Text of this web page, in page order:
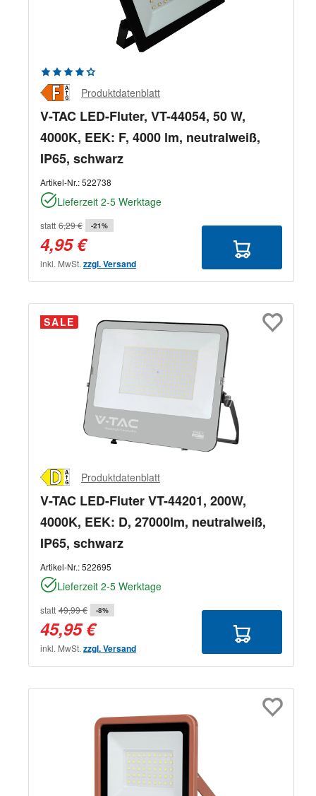
Durchschnittliche Bewertung von 4.33 von 5 Sternen
Produktdatenblatt
V-TAC LED-Fluter, VT-44054, 50 W,
4000K, EEK: F, 4000 lm, neutralweiß,
IP65, schwarz
Artikel-Nr.:522738
Lieferzeit 2-5 Werktage
statt 6,29 € -21%
4,95 €
inkl. MwSt. zzgl. Versand
SALE
Produktdatenblatt
V-TAC LED-Fluter VT-44201, 200W,
4000K, EEK: D, 27000lm, neutralweiß,
IP65, schwarz
Artikel-Nr.:522695
Lieferzeit 2-5 Werktage
statt 49,99 € -8%
45,95 €
inkl. MwSt. zzgl. Versand